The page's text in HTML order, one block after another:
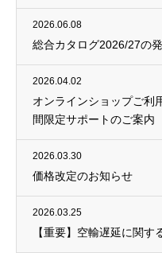
2026.06.08
総合カタログ2026/27の
2026.04.02
オンラインショップご
間限定サポートのご案内
2026.03.30
価格改定のお知らせ
2026.03.25
【重要】空輸遅延に関す